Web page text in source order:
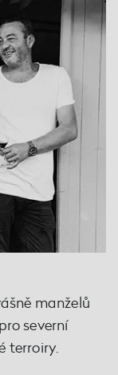
manželů
severní
terroiry.